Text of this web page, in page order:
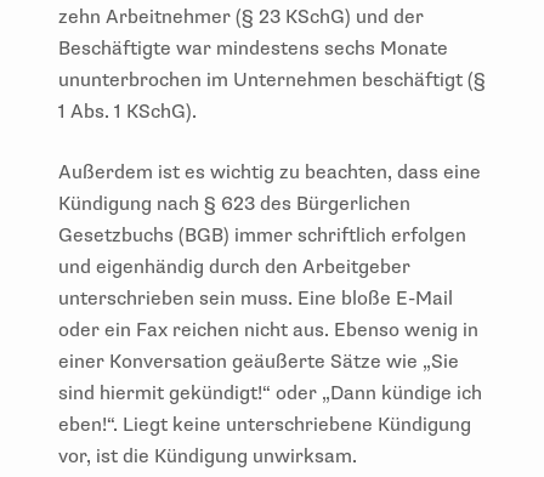
zehn Arbeitnehmer (§ 23 KSchG) und der
Beschäftigte war mindestens sechs Monate
ununterbrochen im Unternehmen beschäftigt (§
1 Abs. 1 KSchG).
Außerdem ist es wichtig zu beachten, dass eine
Kündigung nach § 623 des Bürgerlichen
Gesetzbuchs (BGB) immer schriftlich erfolgen
und eigenhändig durch den Arbeitgeber
unterschrieben sein muss. Eine bloße E-Mail
oder ein Fax reichen nicht aus. Ebenso wenig in
einer Konversation geäußerte Sätze wie „Sie
sind hiermit gekündigt!“ oder „Dann kündige ich
eben!“. Liegt keine unterschriebene Kündigung
vor, ist die Kündigung unwirksam.